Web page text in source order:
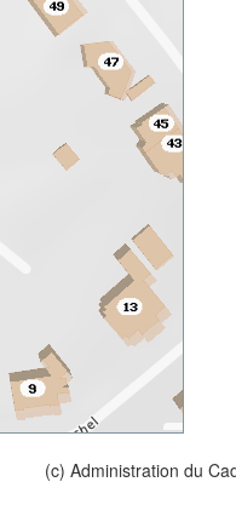
(c) Administration du